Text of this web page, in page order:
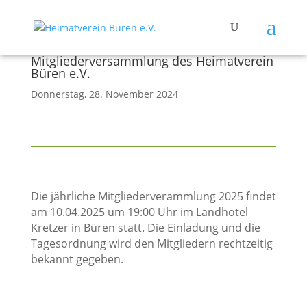
Mitgliederversammlung des Heimatverein
Büren e.V.
Donnerstag, 28. November 2024
Die jährliche Mitgliederverammlung 2025 findet
am 10.04.2025 um 19:00 Uhr im Landhotel
Kretzer in Büren statt. Die Einladung und die
Tagesordnung wird den Mitgliedern rechtzeitig
bekannt gegeben.